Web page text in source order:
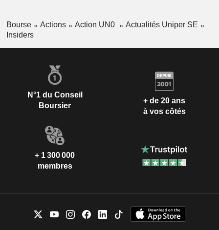
Bourse Actions Action UN0
Actualités Uniper SE
Insiders
N°1 du Conseil
Boursier
+ de 20 ans
à vos côtés
+ 1 300 000
membres